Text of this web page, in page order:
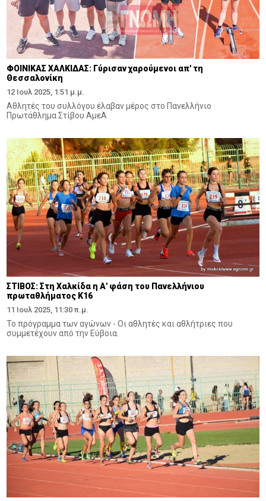
ΦΟΙΝΙΚΑΣ ΧΑΛΚΙΔΑΣ: Γύρισαν χαρούμενοι απ' τη
Θεσσαλονίκη
12 Ιουλ 2025, 1:51 μ.μ.
Αθλητές του συλλόγου έλαβαν μέρος στο Πανελλήνιο
Πρωτάθλημα Στίβου ΑμεΑ
ΣΤΙΒΟΣ: Στη Χαλκίδα η Α' φάση του Πανελλήνιου
πρωταθλήματος Κ16
11 Ιουλ 2025, 11:30 π.μ.
Το πρόγραμμα των αγώνων - Οι αθλητές και αθλήτριες που
συμμετέχουν από την Εύβοια.